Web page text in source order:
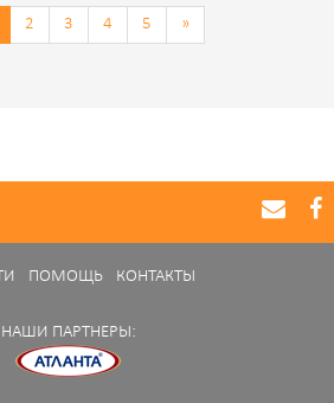
2 3 4 5 »
ПОМОЩЬ КОНТАКТЫ
НАШИ ПАРТНЕРЫ: